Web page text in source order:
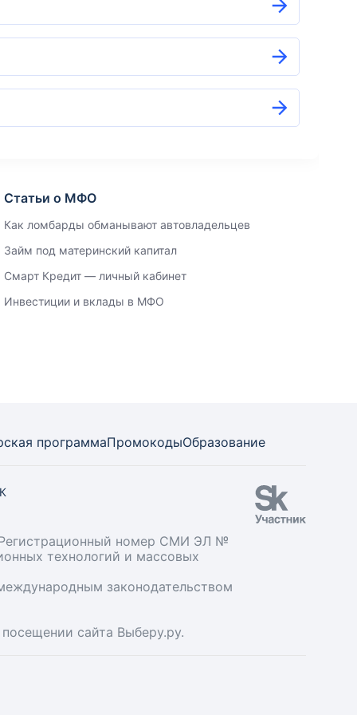
Статьи о МФО
Как ломбарды обманывают автовладельцев
Займ под материнский капитал
Смарт Кредит — личный кабинет
Инвестиции и вклады в МФО
программаПромокодыОбразование
Регистрационный номер СМИ ЭЛ №
технологий и массовых
законодательством
сайта Выберу.ру.